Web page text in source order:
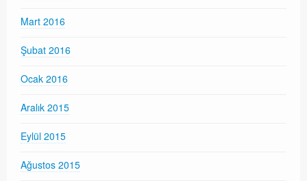
Mart 2016
Şubat 2016
Ocak 2016
Aralık 2015
Eylül 2015
Ağustos 2015